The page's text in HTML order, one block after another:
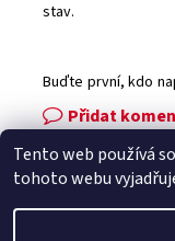
stav.
Buďte první, kdo
Přidat
Tento web používá
tohoto webu